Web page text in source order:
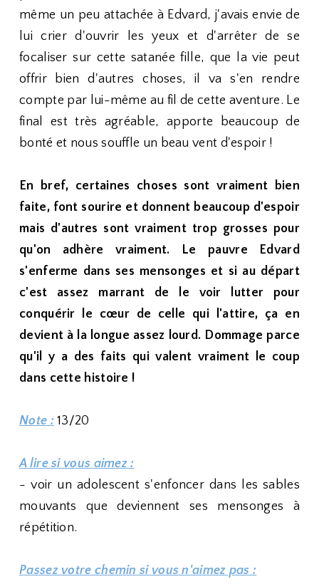
même un peu attachée à Edvard, j'avais envie de
lui crier d'ouvrir les yeux et d'arrêter de se
focaliser sur cette satanée fille, que la vie peut
offrir bien d'autres choses, il va s'en rendre
compte par lui-même au fil de cette aventure. Le
final est très agréable, apporte beaucoup de
bonté et nous souffle un beau vent d'espoir !
En bref, certaines choses sont vraiment bien
faite, font sourire et donnent beaucoup d'espoir
mais d'autres sont vraiment trop grosses pour
qu'on adhère vraiment. Le pauvre Edvard
s'enferme dans ses mensonges et si au départ
c'est assez marrant de le voir lutter pour
conquérir le cœur de celle qui l'attire, ça en
devient à la longue assez lourd. Dommage parce
qu'il y a des faits qui valent vraiment le coup
dans cette histoire !
Note : 13/20
A lire si vous aimez :
- voir un adolescent s'enfoncer dans les sables
mouvants que deviennent ses mensonges à
répétition.
Passez votre chemin si vous n'aimez pas :